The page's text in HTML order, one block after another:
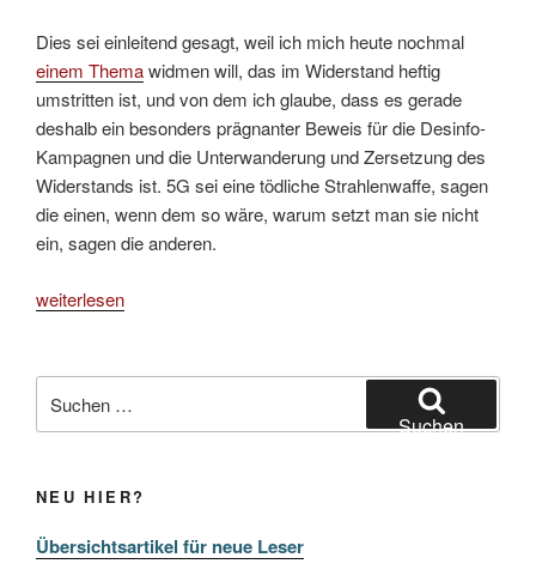
Dies sei einleitend gesagt, weil ich mich heute nochmal
einem Themawidmen will, das im Widerstand heftig
umstritten ist, und von dem ich glaube, dass es gerade
deshalb ein besonders prägnanter Beweis für die Desinfo-
Kampagnen und die Unterwanderung und Zersetzung des
Widerstands ist. 5G sei eine tödliche Strahlenwaffe, sagen
die einen, wenn dem so wäre, warum setzt man sie nicht
ein, sagen die anderen.
„Getarnte
weiterlesen
nach:
Suchen
NEU HIER?
Übersichtsartikel für neue Leser